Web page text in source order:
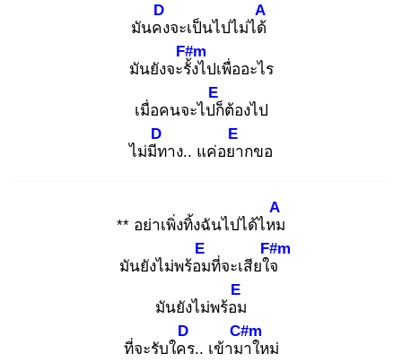
มันคง
D
จะเป็นไปไม่ได้
A
มันยังจะรั้ง
F#m
ไปเพื่ออะไร
เมื่อคนจะไปก็
E
ต้องไป
ไม่มีท
D
าง.. แค่อยา
E
กขอ
** อย่าเพิ่งทิ้งฉันไปได้ไหม
A
มันยังไม่พร้อม
E
ที่จะเสียใจ
F#m
มันยังไม่พร้อม
E
ที่จะรับใคร
D
.. เข้ามา
C#m
ใหม่